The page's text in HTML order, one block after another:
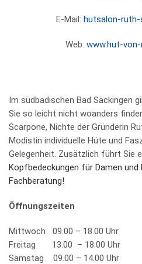
E-Mail: hutsalon-ruth-
Web: www.hut-
Im südbadischen Bad Säckingen
Sie so leicht nicht woanders
Scarpone, Nichte der Gründerin
Modistin individuelle Hüte und
Gelegenheit. Zusätzlich führt Sie
Kopfbedeckungen für Damen
Fachberatung!
Öffnungszeiten
Mittwoch 09.00 – 18.00 Uhr
Freitag 13.00 – 18.00 Uhr
Samstag 09.00 – 14.00 Uhr